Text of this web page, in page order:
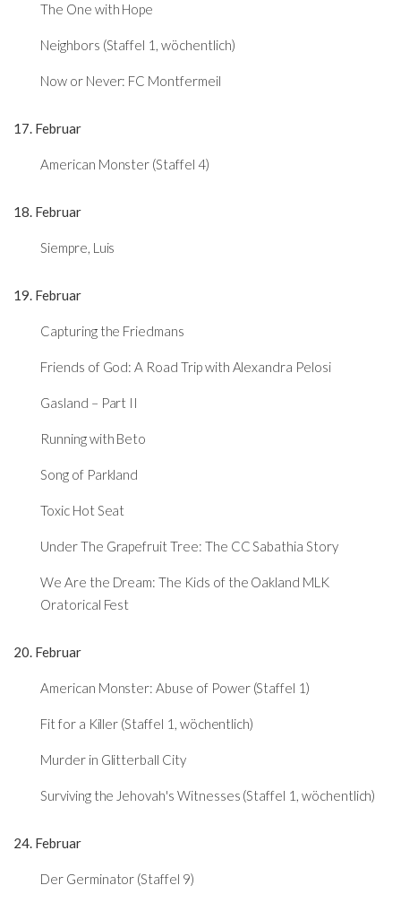
The One with Hope
Neighbors (Staffel 1, wöchentlich)
Now or Never: FC Montfermeil
17. Februar
American Monster (Staffel 4)
18. Februar
Siempre, Luis
19. Februar
Capturing the Friedmans
Friends of God: A Road Trip with Alexandra Pelosi
Gasland – Part II
Running with Beto
Song of Parkland
Toxic Hot Seat
Under The Grapefruit Tree: The CC Sabathia Story
We Are the Dream: The Kids of the Oakland MLK
Oratorical Fest
20. Februar
American Monster: Abuse of Power (Staffel 1)
Fit for a Killer (Staffel 1, wöchentlich)
Murder in Glitterball City
Surviving the Jehovah's Witnesses (Staffel 1, wöchentlich)
24. Februar
Der Germinator (Staffel 9)